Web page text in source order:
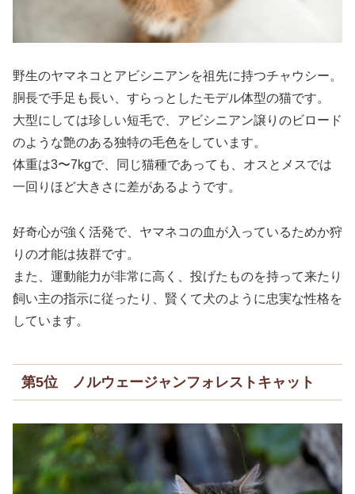
野生のヤマネコとアビシニアンを祖先に持つチャウシー。
胴長で手足も長い、すらっとしたモデル体型の猫です。
大型にしては珍しい短毛で、アビシニアン譲りのビロード
のような艶のある独特の毛色をしています。
体重は3〜7kgで、同じ猫種であっても、オスとメスでは
一回りほど大きさに差があるようです。
好奇心が強く活発で、ヤマネコの血が入っているためか狩
りの才能は抜群です。
また、運動能力が非常に高く、投げたものを持って来たり
飼い主の指示に従ったり、賢くて犬のように忠実な性格を
しています。
第5位 ノルウェージャンフォレストキャット